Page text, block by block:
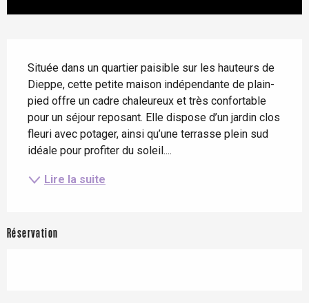
Située dans un quartier paisible sur les hauteurs de
Dieppe, cette petite maison indépendante de plain-
pied offre un cadre chaleureux et très confortable
pour un séjour reposant. Elle dispose d’un jardin clos
fleuri avec potager, ainsi qu’une terrasse plein sud
idéale pour profiter du soleil....
Lire la suite
Réservation